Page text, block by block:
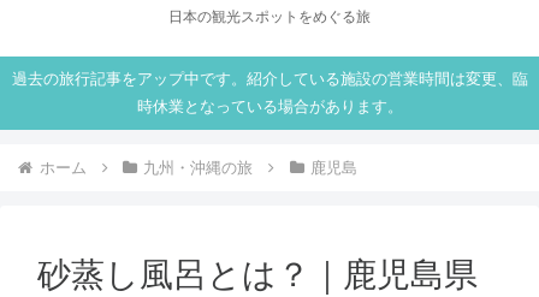
日本の観光スポットをめぐる旅
過去の旅行記事をアップ中です。紹介している施設の営業時間は変更、臨
時休業となっている場合があります。
ホーム 九州・沖縄の旅 鹿児島
砂蒸し風呂とは？｜鹿児島県